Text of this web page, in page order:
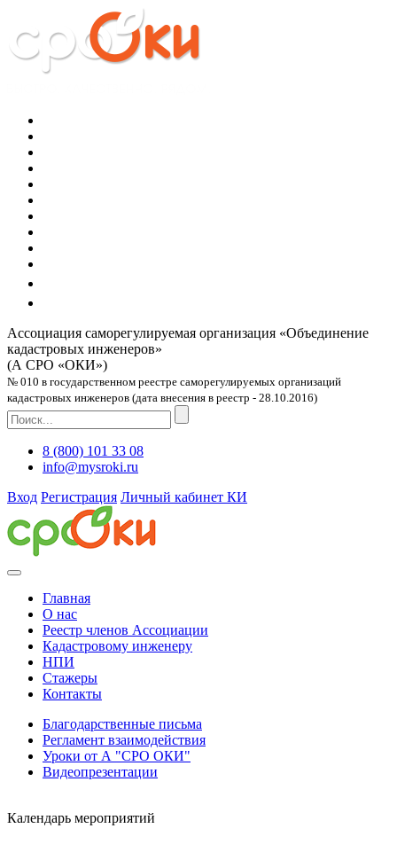
Ассоциация саморегулируемая организация «Объединение
кадастровых инженеров»
(А СРО «ОКИ»)
№ 010 в государственном реестре саморегулируемых организаций
кадастровых инженеров (дата внесения в реестр - 28.10.2016)
8 (800) 101 33 08
info@mysroki.ru
Вход Регистрация Личный кабинет КИ
Главная
О нас
Реестр членов Ассоциации
Кадастровому инженеру
НПИ
Стажеры
Контакты
Благодарственные письма
Регламент взаимодействия
Уроки от А "СРО ОКИ"
Видеопрезентации
Календарь мероприятий